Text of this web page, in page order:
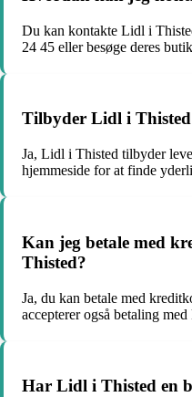
Du kan kontakte Lidl i
24 45 eller besøge deres
Tilbyder Lidl i
Ja, Lidl i Thisted tilbyder
hjemmeside for at finde
Kan jeg betale med
Thisted?
Ja, du kan betale med
accepterer også betaling
Har Lidl i Thisted en